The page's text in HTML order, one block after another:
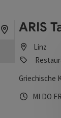
ARIS
Linz
Griechische
MI DO FR